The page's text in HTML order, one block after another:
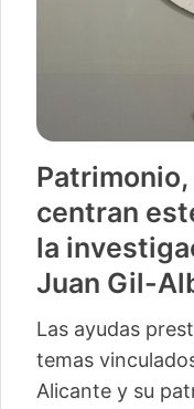
centran
la
Juan Gil-
Las ayudas
temas
Alicante y su